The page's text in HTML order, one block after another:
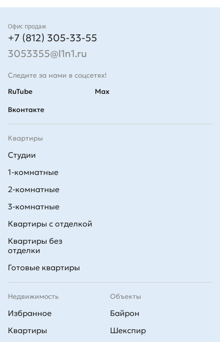
Контакты
Офис продаж
+7 (812) 305-33-55
3053355@l1n1.ru
Следите за нами в соцсетях!
RuTube
Вконтакте
Max
Квартиры
Студии
1-комнатные
2-комнатные
3-комнатные
Квартиры с отделкой
Квартиры без
отделки
Готовые квартиры
Недвижимость
Избранное
Квартиры
Объекты
Байрон
Шекспир